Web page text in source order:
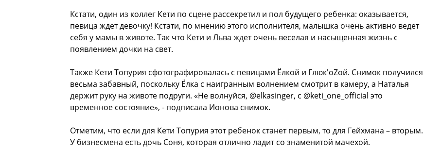
Кстати, один из коллег Кети по сцене рассекретил и пол будущего ребенка: оказывается,
певица ждет девочку! Кстати, по мнению этого исполнителя, малышка очень активно ведет
себя у мамы в животе. Так что Кети и Льва ждет очень веселая и насыщенная жизнь с
появлением дочки на свет.
Также Кети Топурия сфотографировалась с певицами Ёлкой и Глюк'oZой. Снимок получился
весьма забавный, поскольку Ёлка с наигранным волнением смотрит в камеру, а Наталья
держит руку на животе подруги. «Не волнуйся, @elkasinger, с @keti_one_official это
временное состояние», - подписала Ионова снимок.
Отметим, что если для Кети Топурия этот ребенок станет первым, то для Гейхмана – вторым.
У бизнесмена есть дочь Соня, которая отлично ладит со знаменитой мачехой.